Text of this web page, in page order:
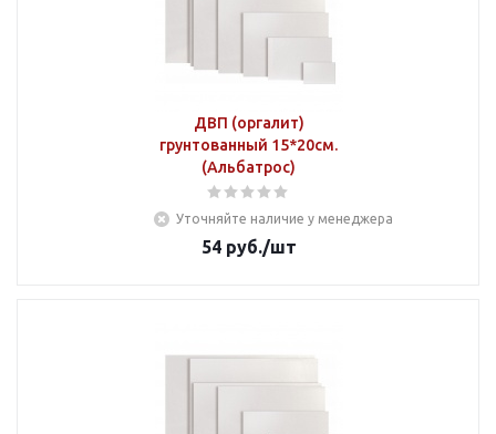
ДВП (оргалит)
грунтованный 15*20см.
(Альбатрос)
Уточняйте наличие у менеджера
54руб./шт